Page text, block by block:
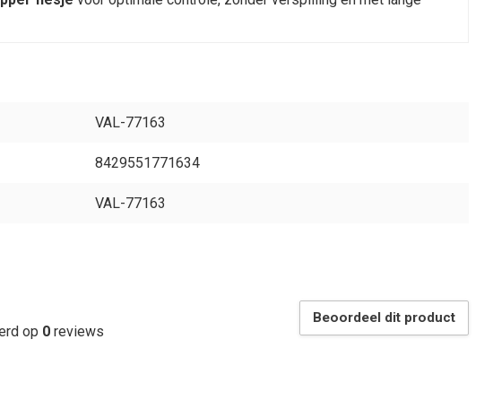
VAL-77163
8429551771634
VAL-77163
op 0 reviews
Beoordeel dit product